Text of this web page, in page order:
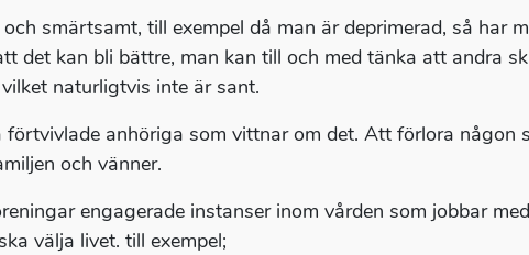
smärtsamt, till exempel då man är deprimerad, så har
det kan bli bättre, man kan till och med tänka att andra
naturligtvis inte är sant.
förtvivlade anhöriga som vittnar om det. Att förlora någon
och vänner.
engagerade instanser inom vården som jobbar
välja livet. till exempel;